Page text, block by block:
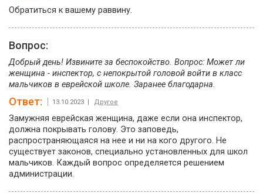
Обратиться к вашему раввину.
Вопрос:
Добрый день! Извините за беспокойство. Вопрос: Может ли
женщина - инспектор, с непокрытой головой войти в класс
мальчиков в еврейской школе. Заранее благодарна.
Ответ: 13.10.2023 | Другое
Замужняя еврейская женщина, даже если она инспектор,
должна покрывать голову. Это заповедь,
распространяющаяся на нее и ни на кого другого. Не
существует законов, специально установленных для школ
мальчиков. Каждый вопрос определяется решением
администрации.